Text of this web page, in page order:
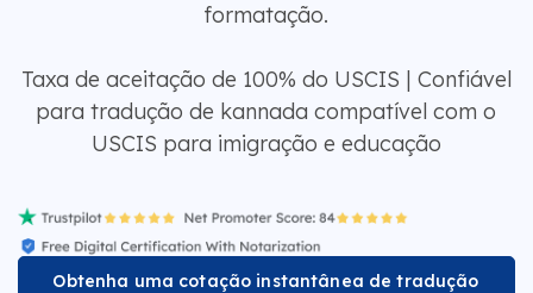
formatação.
Taxa de aceitação de 100% do USCIS | Confiável
para tradução de kannada compatível com o
USCIS para imigração e educação
Obtenha uma cotação instantânea de tradução